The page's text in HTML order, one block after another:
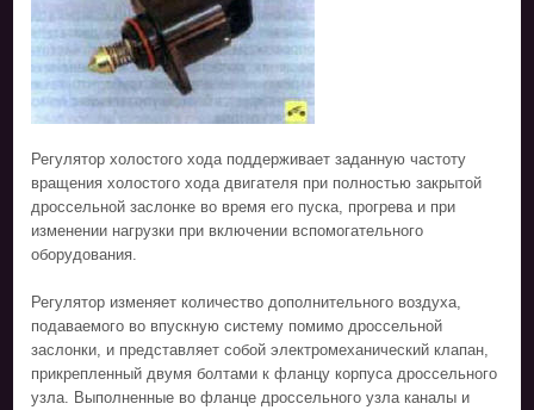
Регулятор холостого хода поддерживает заданную частоту
вращения холостого хода двигателя при полностью закрытой
дроссельной заслонке во время его пуска, прогрева и при
изменении нагрузки при включении вспомогательного
оборудования.
Регулятор изменяет количество дополнительного воздуха,
подаваемого во впускную систему помимо дроссельной
заслонки, и представляет собой электромеханический клапан,
прикрепленный двумя болтами к фланцу корпуса дроссельного
узла. Выполненные во фланце дроссельного узла каналы и